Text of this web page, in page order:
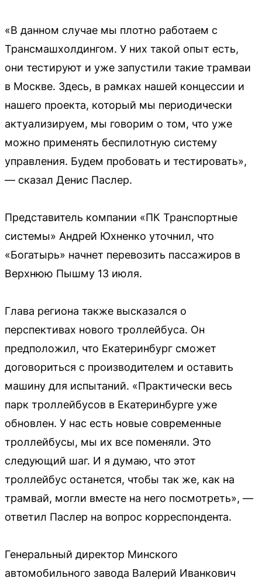
«В данном случае мы плотно работаем с
Трансмашхолдингом. У них такой опыт есть,
они тестируют и уже запустили такие трамваи
в Москве. Здесь, в рамках нашей концессии и
нашего проекта, который мы периодически
актуализируем, мы говорим о том, что уже
можно применять беспилотную систему
управления. Будем пробовать и тестировать»,
— сказал Денис Паслер.
Представитель компании «ПК Транспортные
системы» Андрей Юхненко уточнил, что
«Богатырь» начнет перевозить пассажиров в
Верхнюю Пышму 13 июля.
Глава региона также высказался о
перспективах нового троллейбуса. Он
предположил, что Екатеринбург сможет
договориться с производителем и оставить
машину для испытаний. «Практически весь
парк троллейбусов в Екатеринбурге уже
обновлен. У нас есть новые современные
троллейбусы, мы их все поменяли. Это
следующий шаг. И я думаю, что этот
троллейбус останется, чтобы так же, как на
трамвай, могли вместе на него посмотреть», —
ответил Паслер на вопрос корреспондента.
Генеральный директор Минского
автомобильного завода Валерий Иванкович